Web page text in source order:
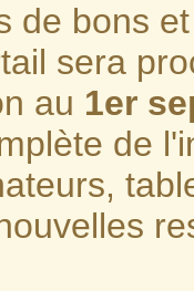
de bons
sera
au 1er
de